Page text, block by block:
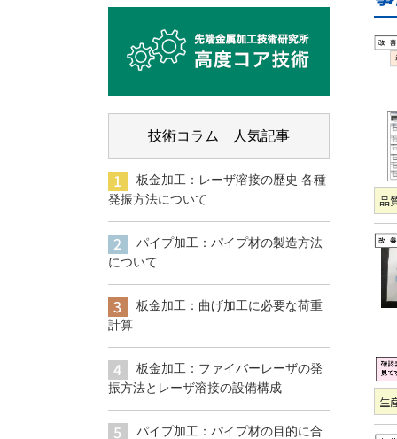
品
生
技術コラム 人気記事
板金加工：レーザ溶接の歴史 各種
発振方法について
パイプ加工：パイプ材の製造方法
について
板金加工：曲げ加工に必要な荷重
計算
板金加工：ファイバーレーザの発
振方法とレーザ溶接の設備構成
パイプ加工：パイプ材の目的に合